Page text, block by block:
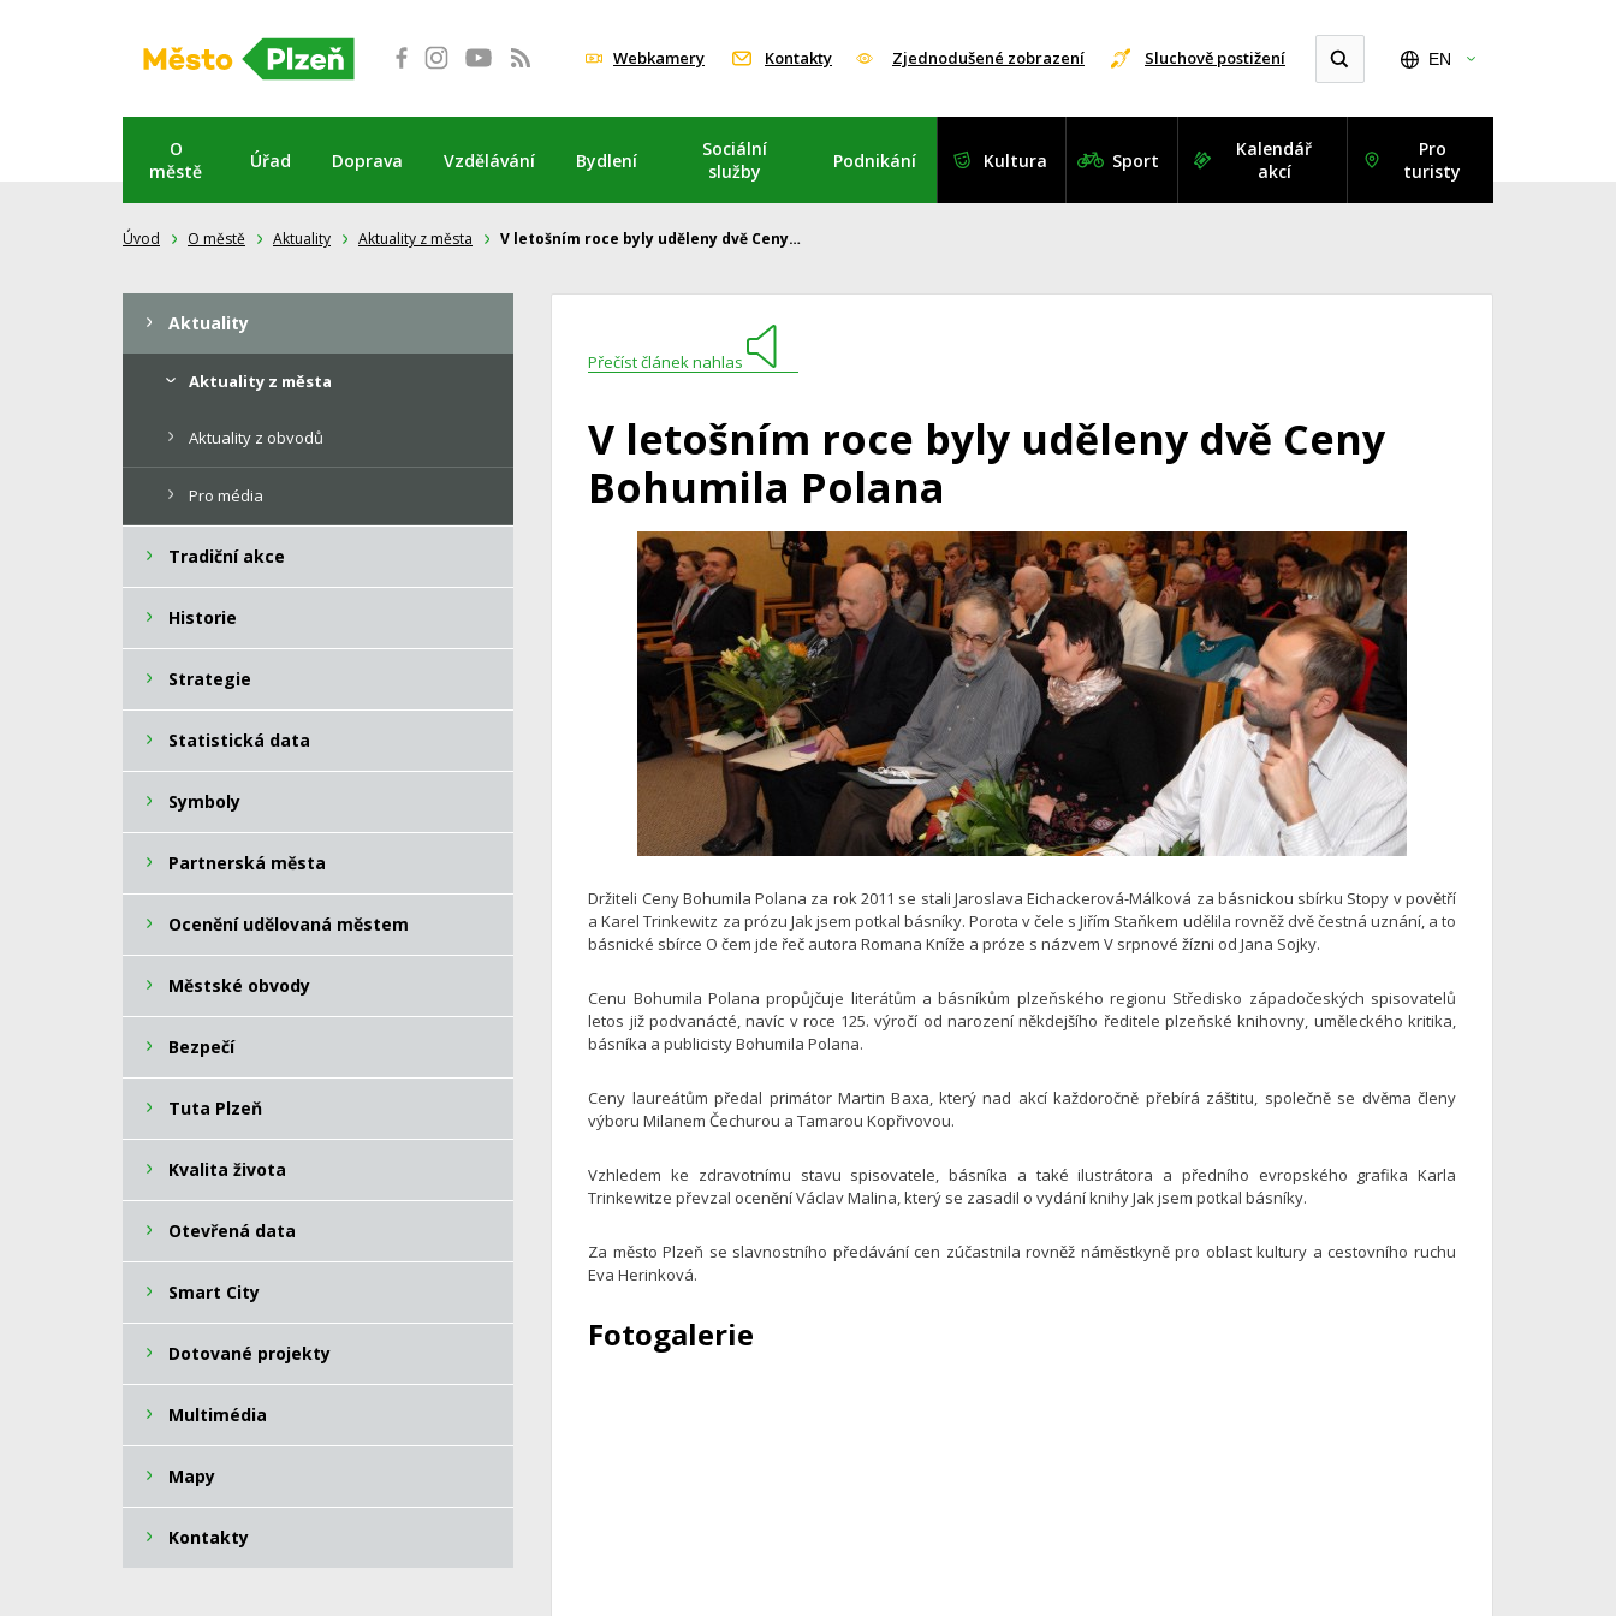
Webkamery Kontakty Zjednodušené zobrazení Sluchově postižení EN
O
městě
Úřad Doprava Vzdělávání Bydlení
Sociální
služby
Podnikání Kultura Sport
Kalendář
akcí
Pro
turisty
Úvod O městě Aktuality Aktuality z města V letošním roce byly uděleny dvě Ceny…
Přečíst článek nahlas
V letošním roce byly uděleny dvě Ceny
Bohumila Polana
Držiteli Ceny Bohumila Polana za rok 2011 se stali Jaroslava Eichackerová-Málková za básnickou sbírku Stopy v povětří
a Karel Trinkewitz za prózu Jak jsem potkal básníky. Porota v čele s Jiřím Staňkem udělila rovněž dvě čestná uznání, a to
básnické sbírce O čem jde řeč autora Romana Kníže a próze s názvem V srpnové žízni od Jana Sojky.
Cenu Bohumila Polana propůjčuje literátům a básníkům plzeňského regionu Středisko západočeských spisovatelů
letos již podvanácté, navíc v roce 125. výročí od narození někdejšího ředitele plzeňské knihovny, uměleckého kritika,
básníka a publicisty Bohumila Polana.
Ceny laureátům předal primátor Martin Baxa, který nad akcí každoročně přebírá záštitu, společně se dvěma členy
výboru Milanem Čechurou a Tamarou Kopřivovou.
Vzhledem ke zdravotnímu stavu spisovatele, básníka a také ilustrátora a předního evropského grafika Karla
Trinkewitze převzal ocenění Václav Malina, který se zasadil o vydání knihy Jak jsem potkal básníky.
Za město Plzeň se slavnostního předávání cen zúčastnila rovněž náměstkyně pro oblast kultury a cestovního ruchu
Eva Herinková.
Fotogalerie
Aktuality
Aktuality z města
Aktuality z obvodů
Pro média
Tradiční akce
Historie
Strategie
Statistická data
Symboly
Partnerská města
Ocenění udělovaná městem
Městské obvody
Bezpečí
Tuta Plzeň
Kvalita života
Otevřená data
Smart City
Dotované projekty
Multimédia
Mapy
Kontakty